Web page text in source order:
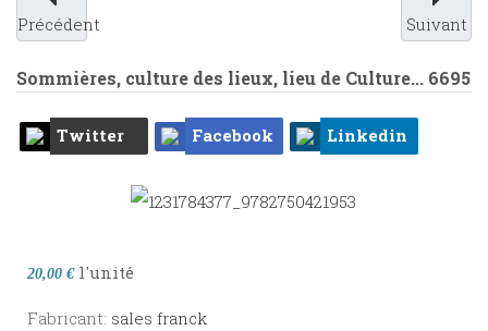
Précédent Suivant
Sommières, culture des lieux, lieu de Culture... 6695
Twitter Facebook Linkedin
20,00 € l'unité
Fabricant: sales franck